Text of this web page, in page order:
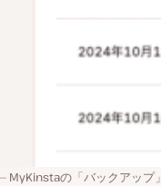
MyKinstaの「バックアップ